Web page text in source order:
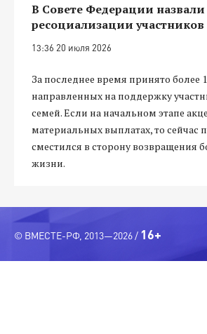
В Совете Федерации
ресоциализации
13:36 20 июля 2026
За последнее время принято более
направленных на поддержку
семей. Если на начальном этапе
материальных выплатах, то сейчас
сместился в сторону возвращения
жизни.
© ВМЕСТЕ-РФ, 2013—2026 / 16+